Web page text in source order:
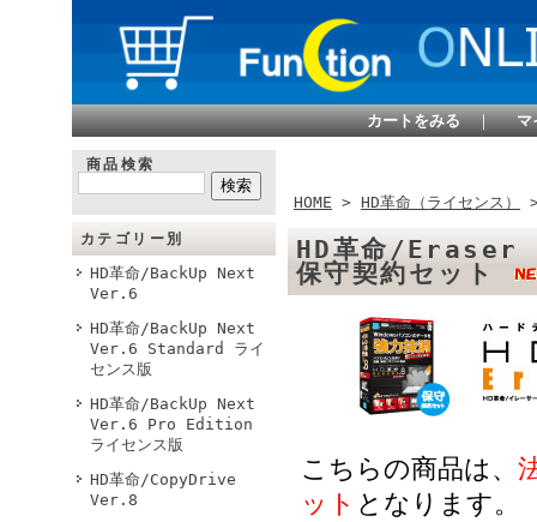
カートをみる ｜ マ
商品検索
カテゴリー別
HD革命/BackUp Next
Ver.6
HD革命/BackUp Next
Ver.6 Standard ライ
センス版
HD革命/BackUp Next
Ver.6 Pro Edition
ライセンス版
HD革命/CopyDrive
Ver.8
HOME > HD革命（ライセンス）
HD革命/Eraser
保守契約セット
こちらの商品は、
ット となります。